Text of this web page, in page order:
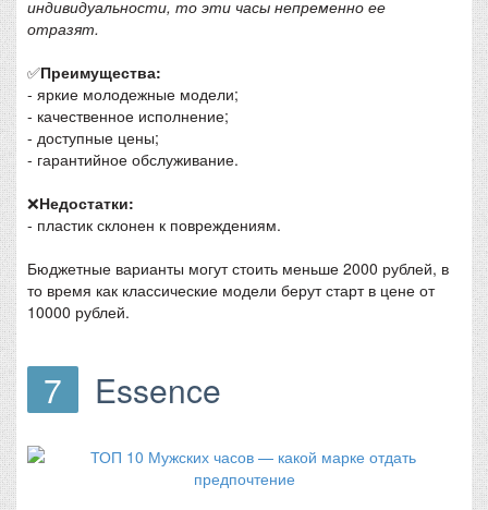
индивидуальности, то эти часы непременно ее
отразят.
✅Преимущества:
- яркие молодежные модели;
- качественное исполнение;
- доступные цены;
- гарантийное обслуживание.
❌Недостатки:
- пластик склонен к повреждениям.
Бюджетные варианты могут стоить меньше 2000 рублей, в
то время как классические модели берут старт в цене от
10000 рублей.
7 Essence